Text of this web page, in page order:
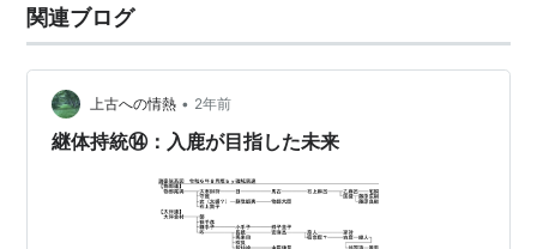
関連ブログ
上古への情熱 • 2年前
継体持統⑭：入鹿が目指した未来